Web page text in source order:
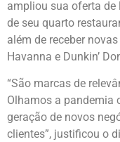
ampliou sua oferta de
de seu quarto
além de receber
Havanna e Dunkin’
“São marcas de
Olhamos a pandemia
geração de novos
clientes”, justificou o